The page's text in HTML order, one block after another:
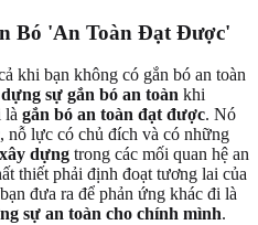
Bó 'An Toàn Đạt Được'
khi bạn không có gắn bó an toàn
sự gắn bó an toàn khi
là gắn bó an toàn đạt được. Nó
nỗ lực có chủ đích và có những
dựng trong các mối quan hệ an
thiết phải định đoạt tương lai của
đưa ra để phản ứng khác đi là
sự an toàn cho chính mình.